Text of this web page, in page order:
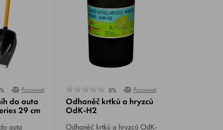
Porovnat
do auta
29 cm
auta
0% Porovnat
Odhaněč krtků a hryzců
OdK-H2
Odhaněč krtků a hryzců OdK-